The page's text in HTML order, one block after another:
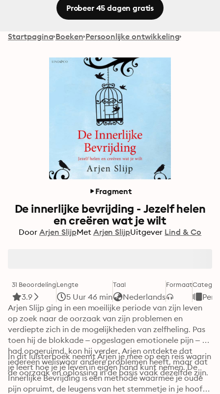
Probeer 45 dagen gratis
Startpagina Boeken Persoonlijke ontwikkeling
Fragment
De innerlijke bevrijding - Jezelf helen
en creëren wat je wilt
Door Arjen SlijpMet Arjen SlijpUitgever Lind & Co
31 Beoordeling
3.9
Lengte
5 Uur 46 min
Taal
Nederlands
Formaat
Arjen Slijp ging in een moeilijke periode van zijn leven
op zoek naar de oorzaak van zijn problemen en
verdiepte zich in de mogelijkheden van zelfheling. Pas
toen hij de blokkade – opgeslagen emotionele pijn –
had opgeruimd, kon hij verder. Arjen ontdekte dat
iedereen weliswaar andere problemen heeft, maar dat
de oorzaak en oplossing in de basis vaak dezelfde zijn.
In dit luisterboek neemt Arjen je mee op een reis waarin
je leert hoe je je leven in eigen hand kunt nemen. De
Innerlijke Bevrijding is een methode waarmee je oude
pijn opruimt, de leugens van het stemmetje in je hoofd